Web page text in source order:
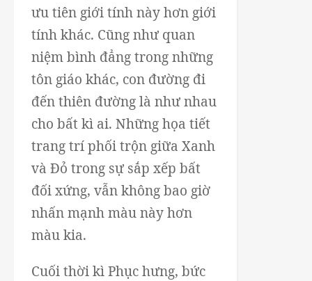
ưu tiên giới tính này hơn giới
tính khác. Cũng như quan
niệm bình đẳng trong những
tôn giáo khác, con đường đi
đến thiên đường là như nhau
cho bất kì ai. Những họa tiết
trang trí phối trộn giữa Xanh
và Đỏ trong sự sắp xếp bất
đối xứng, vẫn không bao giờ
nhấn mạnh màu này hơn
màu kia.
Cuối thời kì Phục hưng, bức